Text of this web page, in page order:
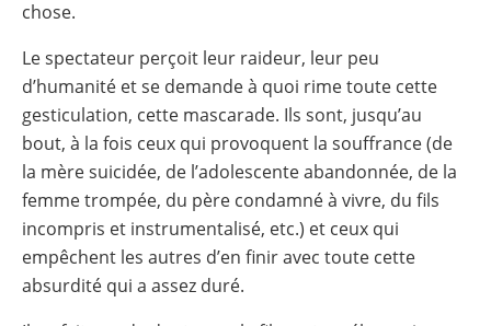
chose.
Le spectateur perçoit leur raideur, leur peu
d’humanité et se demande à quoi rime toute cette
gesticulation, cette mascarade. Ils sont, jusqu’au
bout, à la fois ceux qui provoquent la souffrance (de
la mère suicidée, de l’adolescente abandonnée, de la
femme trompée, du père condamné à vivre, du fils
incompris et instrumentalisé, etc.) et ceux qui
empêchent les autres d’en finir avec toute cette
absurdité qui a assez duré.